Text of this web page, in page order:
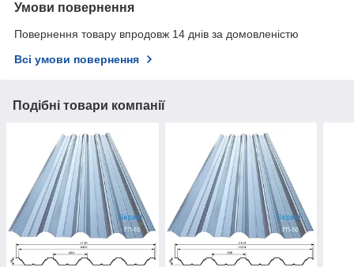
Умови повернення
Повернення товару впродовж 14 днів за домовленістю
Всі умови повернення
Подібні товари компанії